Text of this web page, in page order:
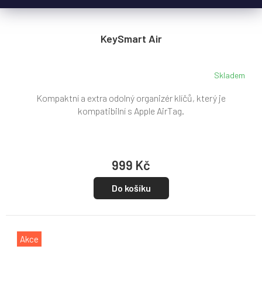
KeySmart Air
Skladem
999 Kč
Do košíku
Kompaktní a extra odolný organizér klíčů, který je
kompatibilní s Apple AirTag.
Akce